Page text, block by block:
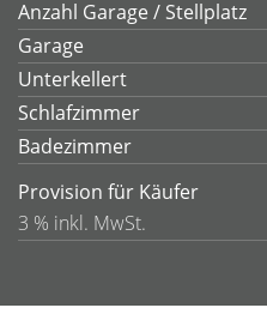
Anzahl Garage / Stellplatz
Garage
Unterkellert
Schlafzimmer
Badezimmer
Provision für Käufer
3 % inkl. MwSt.